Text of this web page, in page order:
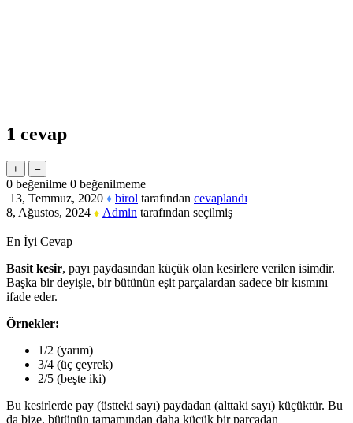
1 cevap
0 beğenilme 0 beğenilmeme
13, Temmuz, 2020 ♦ birol tarafından cevaplandı
8, Ağustos, 2024 ♦ Admin tarafından seçilmiş
En İyi Cevap
Basit kesir, payı paydasından küçük olan kesirlere verilen isimdir.
Başka bir deyişle, bir bütünün eşit parçalardan sadece bir kısmını
ifade eder.
Örnekler:
1/2 (yarım)
3/4 (üç çeyrek)
2/5 (beşte iki)
Bu kesirlerde pay (üstteki sayı) paydadan (alttaki sayı) küçüktür. Bu
da bize, bütünün tamamından daha küçük bir parçadan